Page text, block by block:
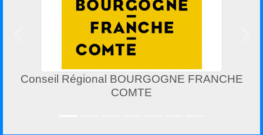
Conseil Régional BOURGOGNE FRANCHE
COMTE